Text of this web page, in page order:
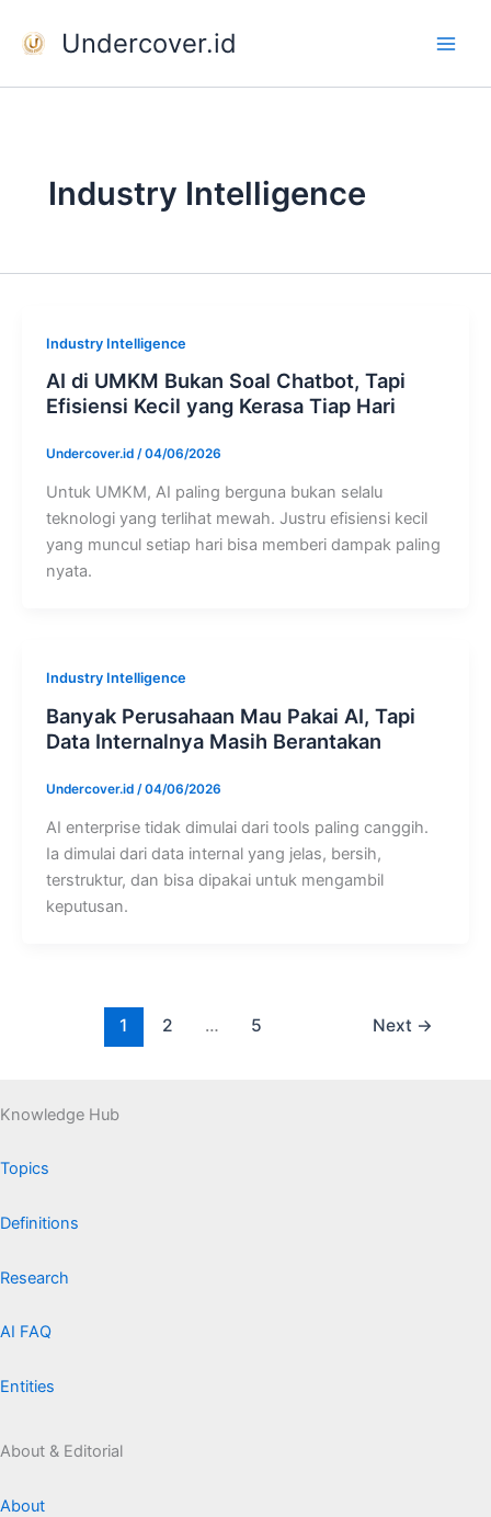
Undercover.id
Industry Intelligence
Industry Intelligence
AI di UMKM Bukan Soal Chatbot, Tapi
Efisiensi Kecil yang Kerasa Tiap Hari
Undercover.id /04/06/2026
Untuk UMKM, AI paling berguna bukan selalu
teknologi yang terlihat mewah. Justru efisiensi kecil
yang muncul setiap hari bisa memberi dampak paling
nyata.
Industry Intelligence
Banyak Perusahaan Mau Pakai AI, Tapi
Data Internalnya Masih Berantakan
Undercover.id /04/06/2026
AI enterprise tidak dimulai dari tools paling canggih.
Ia dimulai dari data internal yang jelas, bersih,
terstruktur, dan bisa dipakai untuk mengambil
keputusan.
1 2 … 5 Next →
Knowledge Hub
Topics
Definitions
Research
AI FAQ
Entities
About & Editorial
About